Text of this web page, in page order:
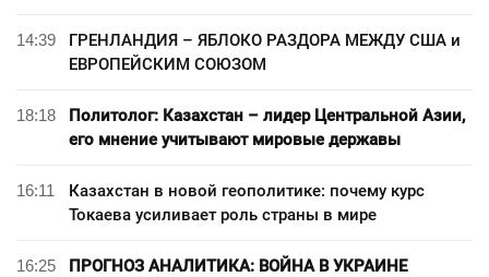
14:39
ГРЕНЛАНДИЯ – ЯБЛОКО РАЗДОРА МЕЖДУ США и
ЕВРОПЕЙСКИМ СОЮЗОМ
18:18
Политолог: Казахстан – лидер Центральной Азии,
его мнение учитывают мировые державы
16:11
Казахстан в новой геополитике: почему курс
Токаева усиливает роль страны в мире
16:25
ПРОГНОЗ АНАЛИТИКА: ВОЙНА В УКРАИНЕ